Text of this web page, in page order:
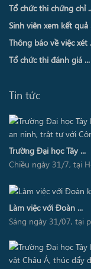
Tổ chức thi chứng chỉ
Sinh viên xem kết quả
Thông báo về việc xét
Tổ chức thi đánh giá ...
Tin tức
Trường Đại học Tây ...
Chiều ngày 31/7, tại
Làm việc với Đoàn ...
Sáng ngày 31/07, tại